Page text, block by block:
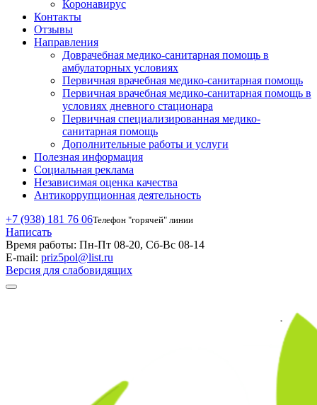
Коронавирус
Контакты
Отзывы
Направления
Доврачебная медико-санитарная помощь в
амбулаторных условиях
Первичная врачебная медико-санитарная помощь
Первичная врачебная медико-санитарная помощь в
условиях дневного стационара
Первичная специализированная медико-
санитарная помощь
Дополнительные работы и услуги
Полезная информация
Социальная реклама
Независимая оценка качества
Антикоррупционная деятельность
+7 (938) 181 76 06Телефон "горячей" линии
Написать
Время работы: Пн-Пт 08-20, Сб-Вс 08-14
E-mail: priz5pol@list.ru
Версия для слабовидящих